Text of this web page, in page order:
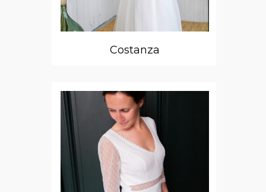
Costanza